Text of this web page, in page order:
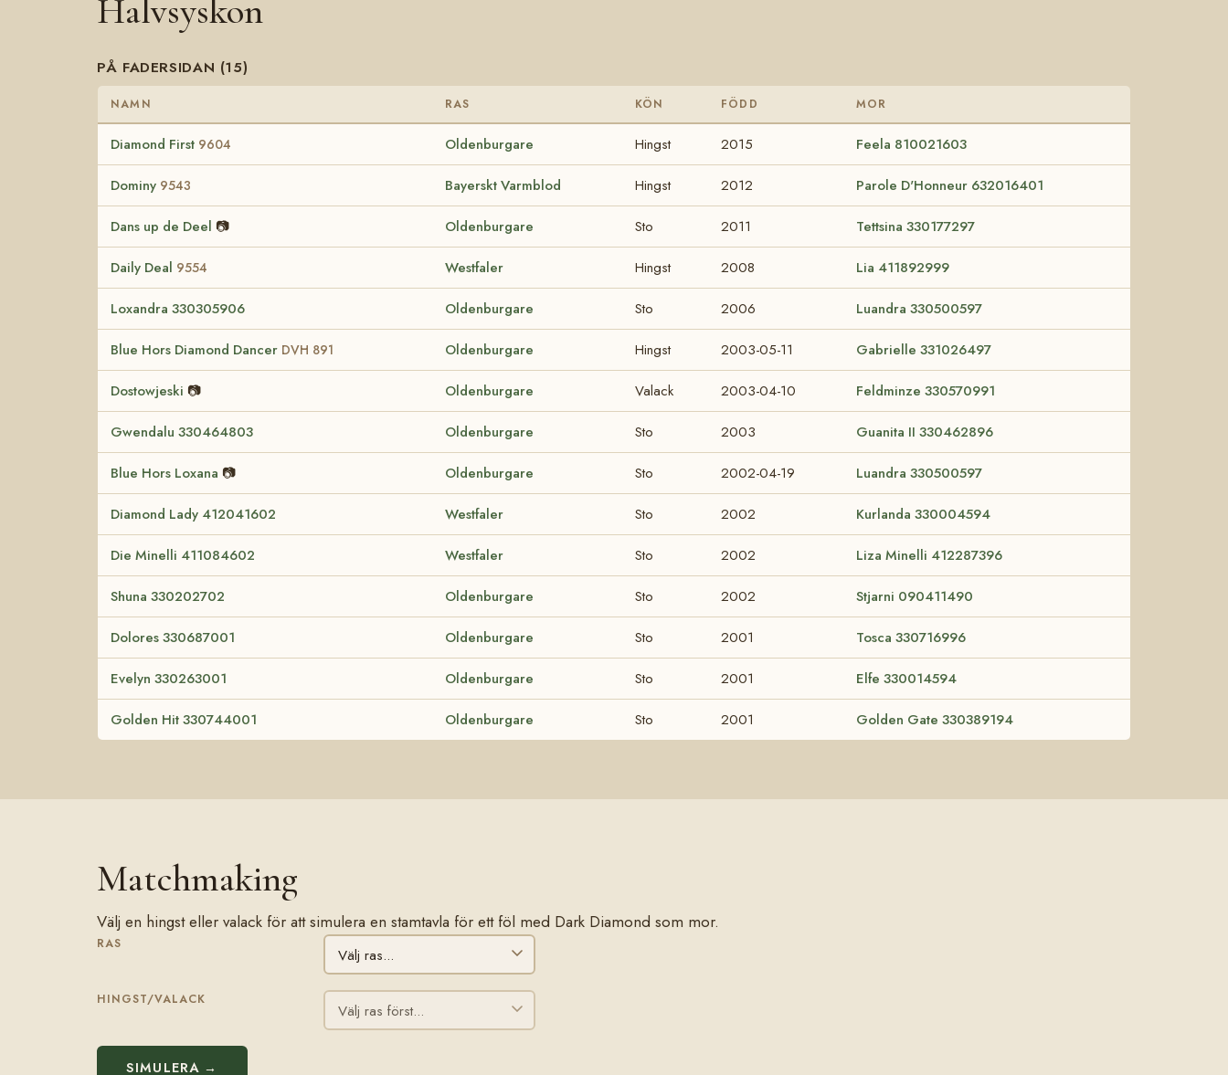
Halvsyskon
PÅ FADERSIDAN (15)
NAMN RAS KÖN FÖDD MOR
Diamond First 9604 Oldenburgare Hingst 2015 Feela 810021603
Dominy 9543 Bayerskt Varmblod Hingst 2012 Parole D'Honneur 632016401
Dans up de Deel 📷 Oldenburgare Sto 2011 Tettsina 330177297
Daily Deal 9554 Westfaler Hingst 2008 Lia 411892999
Loxandra 330305906 Oldenburgare Sto 2006 Luandra 330500597
Blue Hors Diamond Dancer DVH 891 Oldenburgare Hingst 2003-05-11 Gabrielle 331026497
Dostowjeski 📷 Oldenburgare Valack 2003-04-10 Feldminze 330570991
Gwendalu 330464803 Oldenburgare Sto 2003 Guanita II 330462896
Blue Hors Loxana 📷 Oldenburgare Sto 2002-04-19 Luandra 330500597
Diamond Lady 412041602 Westfaler Sto 2002 Kurlanda 330004594
Die Minelli 411084602 Westfaler Sto 2002 Liza Minelli 412287396
Shuna 330202702 Oldenburgare Sto 2002 Stjarni 090411490
Dolores 330687001 Oldenburgare Sto 2001 Tosca 330716996
Evelyn 330263001 Oldenburgare Sto 2001 Elfe 330014594
Golden Hit 330744001 Oldenburgare Sto 2001 Golden Gate 330389194
Matchmaking
Välj en hingst eller valack för att simulera en stamtavla för ett föl med Dark Diamond som mor.
RAS
HINGST/VALACK
SIMULERA →